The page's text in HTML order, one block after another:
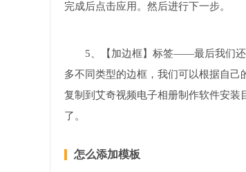
完成后点击应用。然后进行下一步。
5、【加边框】标签——最后我们还
多不同类型的边框，我们可以根据自
复制到艾奇视频电子相册制作软件安装
了。
怎么添加模板